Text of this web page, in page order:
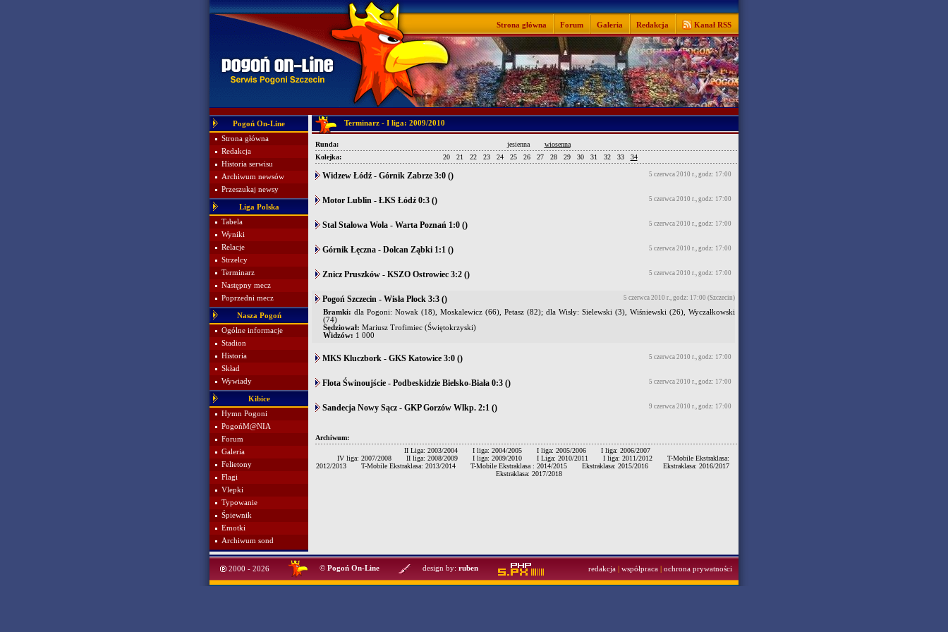
Strona główna Forum Galeria Redakcja Kanał RSS
Pogoń On-Line
Strona główna
Redakcja
Historia serwisu
Archiwum newsów
Przeszukaj newsy
Liga Polska
Tabela
Wyniki
Relacje
Strzelcy
Terminarz
Następny mecz
Poprzedni mecz
Nasza Pogoń
Ogólne informacje
Stadion
Historia
Skład
Wywiady
Kibice
Hymn Pogoni
PogońM@NIA
Forum
Galeria
Felietony
Flagi
Vlepki
Typowanie
Śpiewnik
Emotki
Archiwum sond
Terminarz - I liga: 2009/2010
Runda: jesienna
wiosenna
Kolejka:
20 21 22 23 24 25 26 27 28 29 30 31 32 33 34
5 czerwca 2010 r., godz: 17:00
Widzew Łódź - Górnik Zabrze 3:0 ()
5 czerwca 2010 r., godz: 17:00
Motor Lublin - ŁKS Łódź 0:3 ()
5 czerwca 2010 r., godz: 17:00
Stal Stalowa Wola - Warta Poznań 1:0 ()
5 czerwca 2010 r., godz: 17:00
Górnik Łęczna - Dolcan Ząbki 1:1 ()
5 czerwca 2010 r., godz: 17:00
Znicz Pruszków - KSZO Ostrowiec 3:2 ()
5 czerwca 2010 r., godz: 17:00 (Szczecin)
Pogoń Szczecin - Wisła Płock 3:3 ()
Bramki: dla Pogoni: Nowak (18), Moskalewicz (66), Petasz (82); dla Wisły: Sielewski (3), Wiśniewski (26), Wyczałkowski
(74)
Sędziował: Mariusz Trofimiec (Świętokrzyski)
Widzów: 1 000
5 czerwca 2010 r., godz: 17:00
MKS Kluczbork - GKS Katowice 3:0 ()
5 czerwca 2010 r., godz: 17:00
Flota Świnoujście - Podbeskidzie Bielsko-Biała 0:3 ()
9 czerwca 2010 r., godz: 17:00
Sandecja Nowy Sącz - GKP Gorzów Wlkp. 2:1 ()
Archiwum:
II Liga: 2003/2004
I liga: 2004/2005 I liga: 2005/2006
I liga: 2006/2007
IV liga: 2007/2008
II liga: 2008/2009 I liga: 2009/2010 I Liga: 2010/2011 I liga: 2011/2012
T-Mobile Ekstraklasa:
2012/2013
T-Mobile Ekstraklasa: 2013/2014 T-Mobile Ekstraklasa : 2014/2015 Ekstraklasa: 2015/2016
Ekstraklasa: 2016/2017
Ekstraklasa: 2017/2018
2000 - 2026 © Pogoń On-Line design by: ruben redakcja współpraca ochrona prywatności